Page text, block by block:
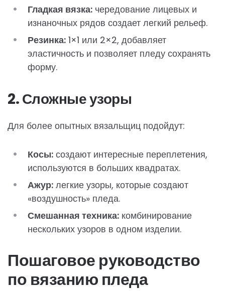
Гладкая вязка: чередование лицевых и
изнаночных рядов создает легкий рельеф.
Резинка: 1×1 или 2×2, добавляет
эластичность и позволяет пледу сохранять
форму.
2. Сложные узоры
Для более опытных вязальщиц подойдут:
Косы: создают интересные переплетения,
используются в больших квадратах.
Ажур: легкие узоры, которые создают
«воздушность» пледа.
Смешанная техника: комбинирование
нескольких узоров в одном изделии.
Пошаговое руководство
по вязанию пледа